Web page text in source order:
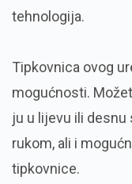
tehnologija.
Tipkovnica ovog
mogućnosti.
ju u lijevu ili
rukom, ali i
tipkovnice.